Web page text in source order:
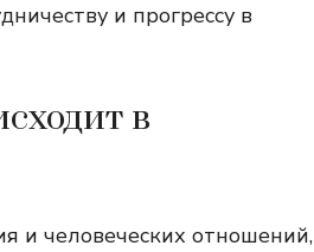
и прогрессу в
в
и человеческих отношений,